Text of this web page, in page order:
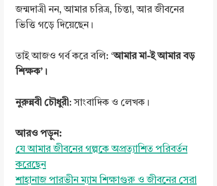
জন্মদাত্রী নন, আমার চরিত্র, চিন্তা, আর জীবনের
ভিত্তি গড়ে দিয়েছেন।
তাই আজও গর্ব করে বলি: ‘আমার মা-ই আমার বড়
শিক্ষক’।
নুরুন্নবী চৌধুরী: সাংবাদিক ও লেখক।
আরও পড়ুন:
যে আমার জীবনের গল্পকে অপ্রত্যাশিত পরিবর্তন
করেছেন
শাহানাজ পারভীন ম্যাম শিক্ষাগুরু ও জীবনের সেরা